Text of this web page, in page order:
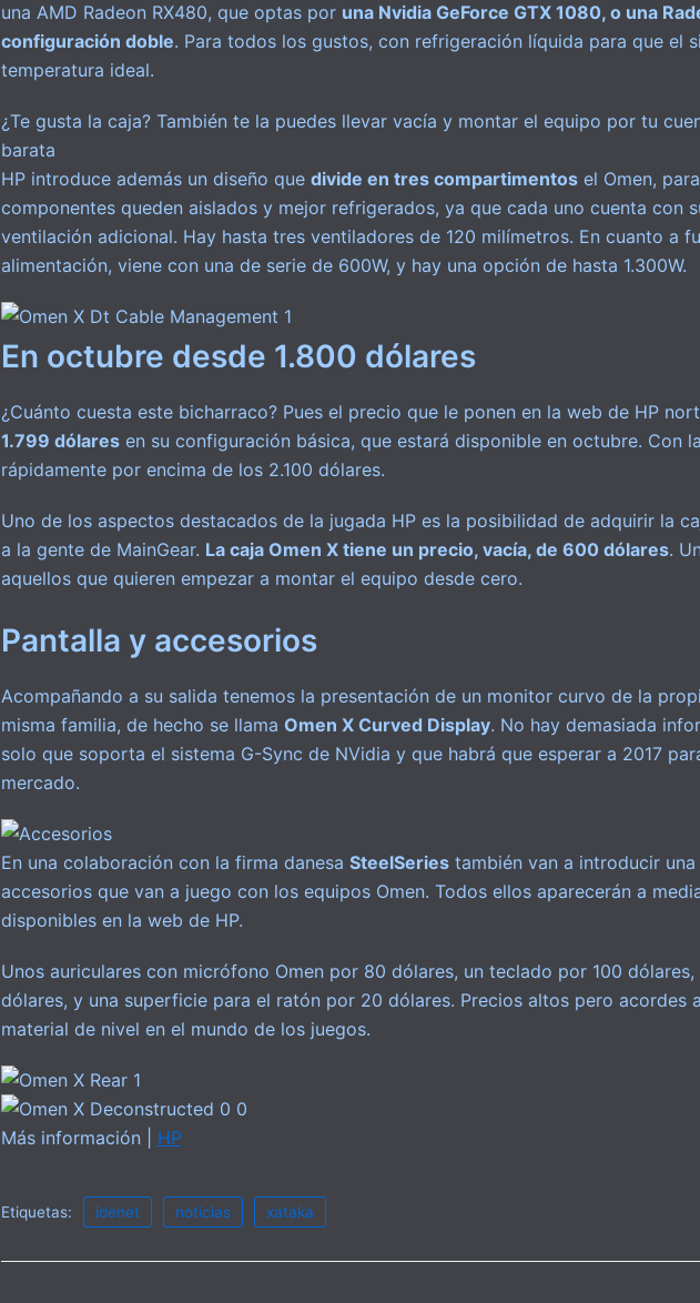
una AMD Radeon RX480, que optas por una Nvidia GeForce GTX 1080, o una
configuración doble. Para todos los gustos, con refrigeración líquida para que el
temperatura ideal.
¿Te gusta la caja? También te la puedes llevar vacía y montar el equipo por tu
barata
HP introduce además un diseño que divide en tres compartimentosel Omen,
componentes queden aislados y mejor refrigerados, ya que cada uno cuenta con
ventilación adicional. Hay hasta tres ventiladores de 120 milímetros. En cuanto a
alimentación, viene con una de serie de 600W, y hay una opción de hasta 1.300W.
En octubre desde 1.800 dólares
¿Cuánto cuesta este bicharraco? Pues el precio que le ponen en la web de HP
1.799 dólaresen su configuración básica, que estará disponible en octubre. Con
rápidamente por encima de los 2.100 dólares.
Uno de los aspectos destacados de la jugada HP es la posibilidad de adquirir la
a la gente de MainGear. La caja Omen X tiene un precio, vacía, de 600 dólares.
aquellos que quieren empezar a montar el equipo desde cero.
Pantalla y accesorios
Acompañando a su salida tenemos la presentación de un monitor curvo de la
misma familia, de hecho se llama Omen X Curved Display. No hay demasiada
solo que soporta el sistema G-Sync de NVidia y que habrá que esperar a 2017
mercado.
En una colaboración con la firma danesa SteelSeriestambién van a introducir una
accesorios que van a juego con los equipos Omen. Todos ellos aparecerán a
disponibles en la web de HP.
Unos auriculares con micrófono Omen por 80 dólares, un teclado por 100
dólares, y una superficie para el ratón por 20 dólares. Precios altos pero acordes
material de nivel en el mundo de los juegos.
Más información | HP
Etiquetas: idenet noticias xataka